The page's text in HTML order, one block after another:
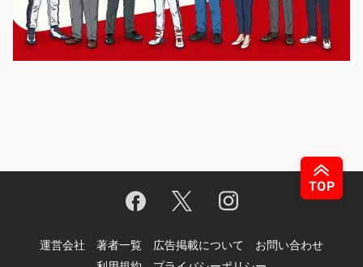
運営会社 著者一覧 広告掲載について
お問い合わせ